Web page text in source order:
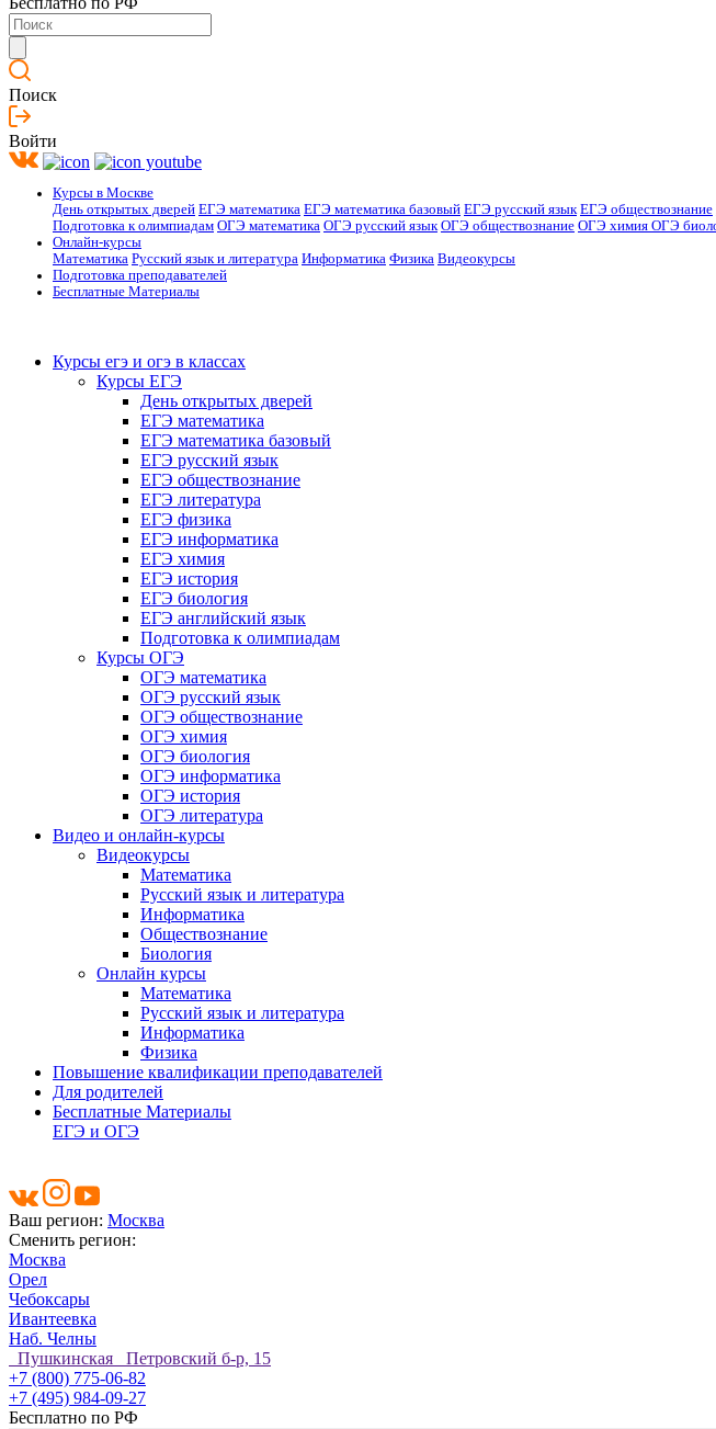
Поиск
Войти
Курсы в Москве
День открытых дверей ЕГЭ математика ЕГЭ математика базовый ЕГЭ русский язык ЕГЭ обществознание
Подготовка к олимпиадам ОГЭ математика ОГЭ русский язык ОГЭ обществознание ОГЭ химия ОГЭ
Онлайн-курсы
Математика Русский язык и литература Информатика Физика Видеокурсы
Подготовка преподавателей
Бесплатные Материалы
Курсы егэ и огэ в классах
Курсы ЕГЭ
День открытых дверей
ЕГЭ математика
ЕГЭ математика базовый
ЕГЭ русский язык
ЕГЭ обществознание
ЕГЭ литература
ЕГЭ физика
ЕГЭ информатика
ЕГЭ химия
ЕГЭ история
ЕГЭ биология
ЕГЭ английский язык
Подготовка к олимпиадам
Курсы ОГЭ
ОГЭ математика
ОГЭ русский язык
ОГЭ обществознание
ОГЭ химия
ОГЭ биология
ОГЭ информатика
ОГЭ история
ОГЭ литература
Видео и онлайн-курсы
Видеокурсы
Математика
Русский язык и литература
Информатика
Обществознание
Биология
Онлайн курсы
Математика
Русский язык и литература
Информатика
Физика
Повышение квалификации преподавателей
Для родителей
Бесплатные Материалы
ЕГЭ и ОГЭ
Ваш регион: Москва
Сменить регион:
Москва
Орел
Чебоксары
Ивантеевка
Наб. Челны
Пушкинская Петровский б-р, 15
+7 (800) 775-06-82
+7 (495) 984-09-27
Бесплатно по РФ